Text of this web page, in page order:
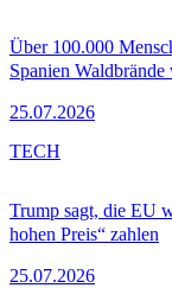
Über 100.000
Spanien Waldbrände
25.07.2026
Trump sagt, die EU
hohen Preis“ zahlen
25.07.2026
TECH